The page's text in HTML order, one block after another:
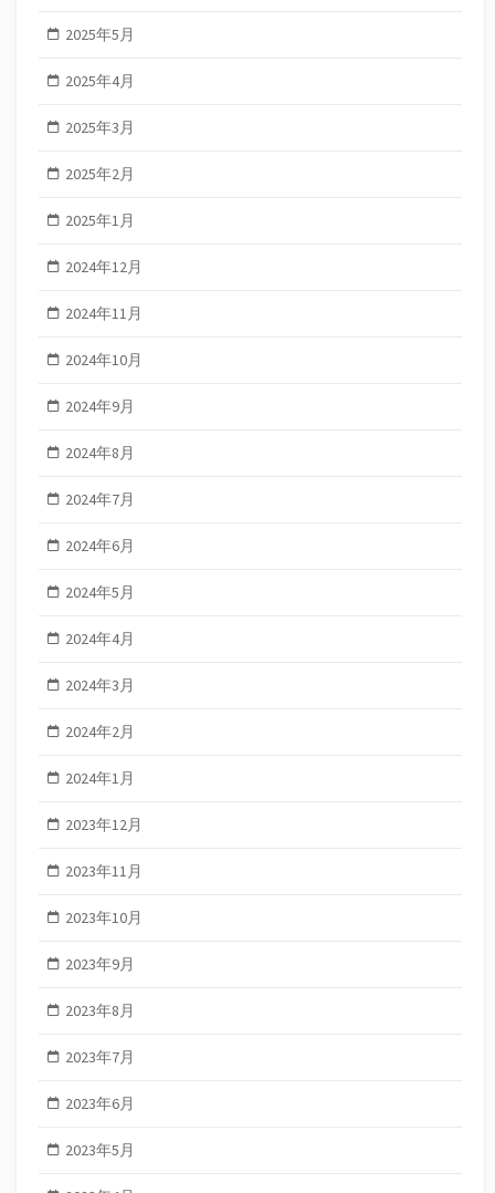
2025年5月
2025年4月
2025年3月
2025年2月
2025年1月
2024年12月
2024年11月
2024年10月
2024年9月
2024年8月
2024年7月
2024年6月
2024年5月
2024年4月
2024年3月
2024年2月
2024年1月
2023年12月
2023年11月
2023年10月
2023年9月
2023年8月
2023年7月
2023年6月
2023年5月